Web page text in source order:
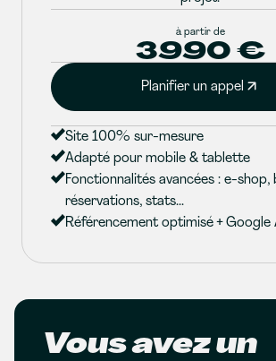
à partir de
3990 €
Planifier un appel
Site 100% sur-mesure
Adapté pour mobile & tablette
Fonctionnalités avancées : e-shop,
réservations, stats...
Référencement optimisé + Google
Vous avez un